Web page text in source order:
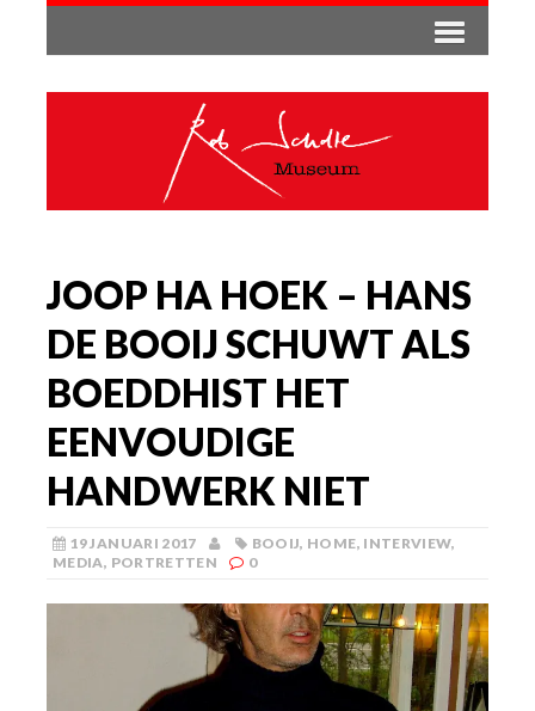
JOOP HA HOEK – HANS
DE BOOIJ SCHUWT ALS
BOEDDHIST HET
EENVOUDIGE
HANDWERK NIET
19 JANUARI 2017 BOOIJ, HOME, INTERVIEW,
MEDIA, PORTRETTEN 0